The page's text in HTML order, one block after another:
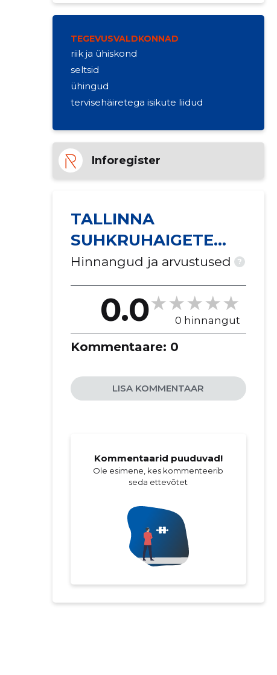
TEGEVUSVALDKONNAD
riik ja ühiskond
seltsid
ühingud
tervisehäiretega isikute liidud
Inforegister
TALLINNA
SUHKRUHAIGETE
SELTS MTÜ
Hinnangud ja arvustused ?
0.0 0 hinnangut
Kommentaare: 0
LISA KOMMENTAAR
Kommentaarid puuduvad!
Ole esimene, kes kommenteerib
seda ettevõtet